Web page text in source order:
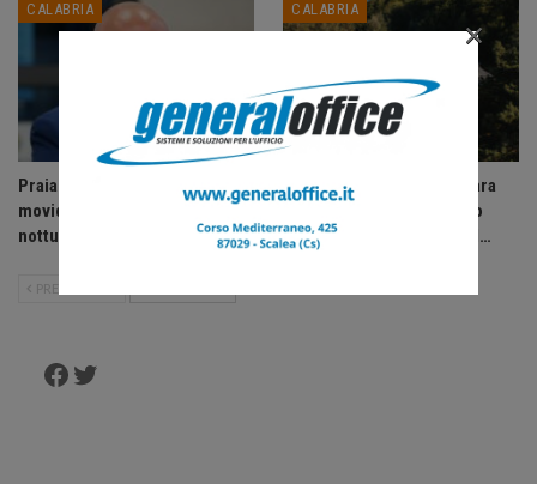
CALABRIA
Praia a Mare: ordinanza anti-
movida, vietate le uscite
notturne ai minori di 14 anni.
CALABRIA
Dopo sedici anni La Pagliara
riaccende la Sila: riapre lo
storico rifugio di Fago del…
PRECEDENTE
Facebook
Twitter
×